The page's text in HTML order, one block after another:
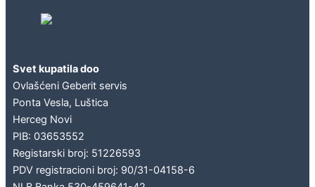
Svet kupatila doo
Ovlašćeni Geberit servis
Ponta Vesla, Luštica
Herceg Novi
PIB: 03653552
Registarski broj: 51226593
PDV registracioni broj: 90/31-04158-6